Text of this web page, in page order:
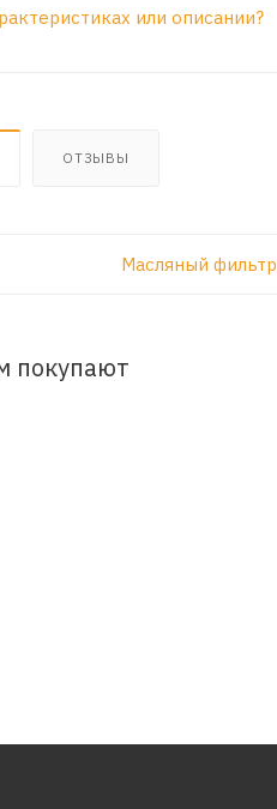
или описании?
ОТЗЫВЫ
Масляный фильтр
покупают